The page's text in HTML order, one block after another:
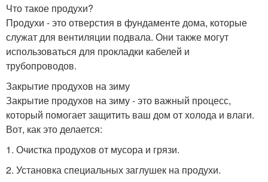
Что такое продухи?
Продухи - это отверстия в фундаменте дома, которые
служат для вентиляции подвала. Они также могут
использоваться для прокладки кабелей и
трубопроводов.
Закрытие продухов на зиму
Закрытие продухов на зиму - это важный процесс,
который помогает защитить ваш дом от холода и влаги.
Вот, как это делается:
1. Очистка продухов от мусора и грязи.
2. Установка специальных заглушек на продухи.